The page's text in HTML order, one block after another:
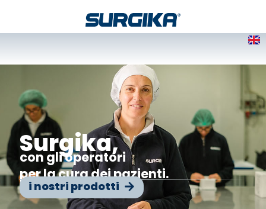
Surgika,
con gli operatori
per la cura dei pazienti.
i nostri prodotti